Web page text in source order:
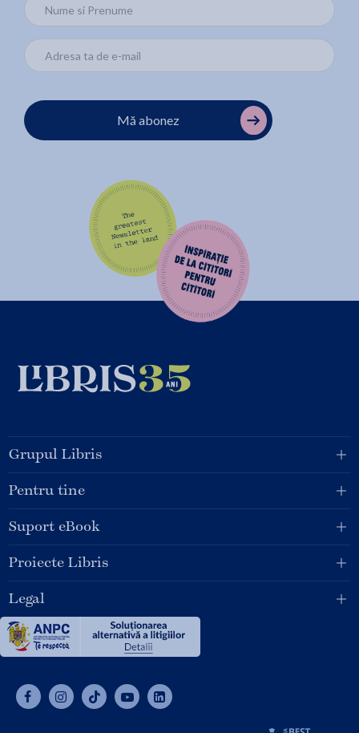
Mă abonez
Grupul Libris
Pentru tine
Suport eBook
Proiecte Libris
Legal